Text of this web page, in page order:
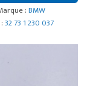
:BMW
32 73 1 230 037